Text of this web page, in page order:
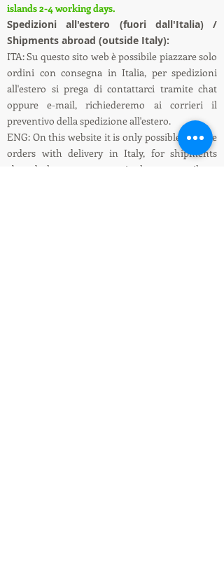
islands 2-4 working days.
Spedizioni all'estero (fuori dall'Italia) /
Shipments abroad (outside Italy):
ITA: Su questo sito web è possibile piazzare solo
ordini con consegna in Italia, per spedizioni
all'estero si prega di contattarci tramite chat
oppure e-mail, richiederemo ai corrieri il
preventivo della spedizione all'estero.
ENG: On this website it is only possible to place
orders with delivery in Italy, for shipments
abroad please contact us via chat or e-mail, we